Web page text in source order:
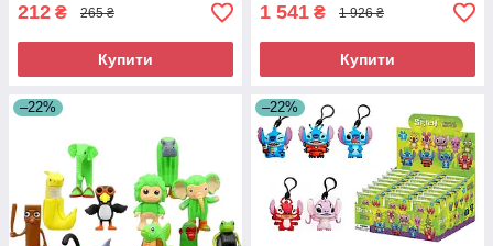
212 ₴ 265 ₴
Купити
1 541 ₴ 1 926 ₴
Купити
–22% –22%